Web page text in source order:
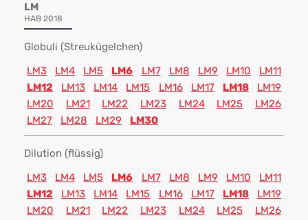
LM
HAB 2018
Globuli (Streukügelchen)
LM3
LM4 LM5 LM6 LM7 LM8 LM9 LM10
LM11
LM12
LM13 LM14 LM15 LM16 LM17 LM18
LM19
LM20
LM21 LM22 LM23 LM24 LM25
LM26
LM27
LM28 LM29 LM30
Dilution (flüssig)
LM3
LM4 LM5 LM6 LM7 LM8 LM9 LM10
LM11
LM12
LM13 LM14 LM15 LM16 LM17 LM18
LM19
LM20
LM21 LM22 LM23 LM24 LM25
LM26